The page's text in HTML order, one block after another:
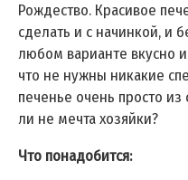
Рождество. Красивое
сделать и с начинкой, и
любом варианте вкусно
что не нужны никакие
печенье очень просто
ли не мечта хозяйки?
Что понадобится: